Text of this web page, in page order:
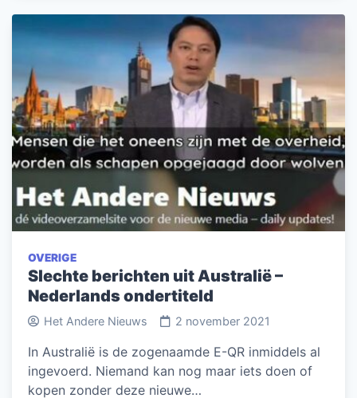
OVERIGE
Slechte berichten uit Australië –
Nederlands ondertiteld
Het Andere Nieuws 2 november 2021
In Australië is de zogenaamde E-QR inmiddels al
ingevoerd. Niemand kan nog maar iets doen of
kopen zonder deze nieuwe…